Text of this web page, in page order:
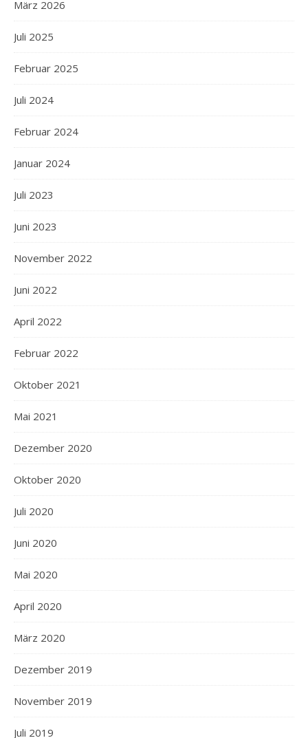
März 2026
Juli 2025
Februar 2025
Juli 2024
Februar 2024
Januar 2024
Juli 2023
Juni 2023
November 2022
Juni 2022
April 2022
Februar 2022
Oktober 2021
Mai 2021
Dezember 2020
Oktober 2020
Juli 2020
Juni 2020
Mai 2020
April 2020
März 2020
Dezember 2019
November 2019
Juli 2019